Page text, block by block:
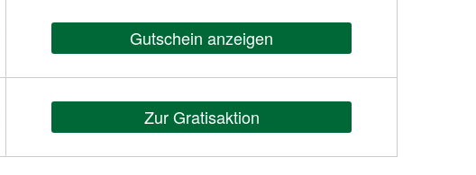
Gutschein anzeigen
Zur Gratisaktion